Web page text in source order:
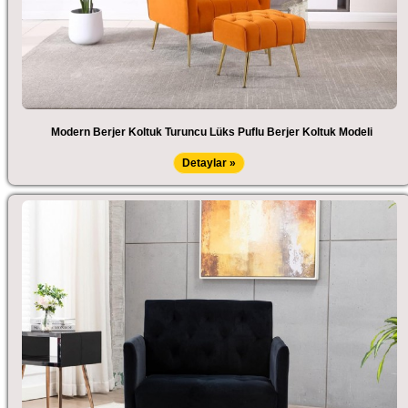
Modern Berjer Koltuk Turuncu Lüks Puflu Berjer Koltuk Modeli
Detaylar »